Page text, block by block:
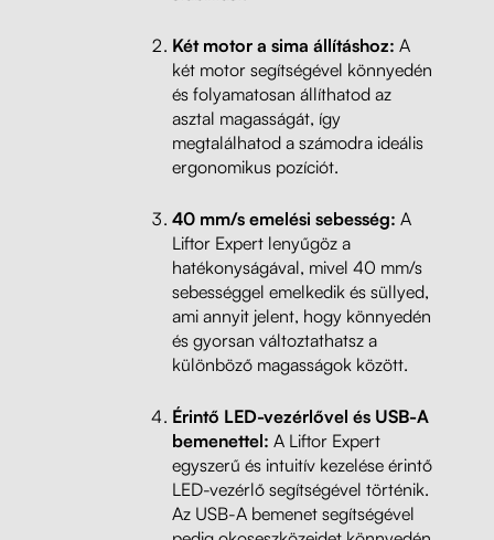
Két motor a sima állításhoz: A
két motor segítségével könnyedén
és folyamatosan állíthatod az
asztal magasságát, így
megtalálhatod a számodra ideális
ergonomikus pozíciót.
40 mm/s emelési sebesség: A
Liftor Expert lenyűgöz a
hatékonyságával, mivel 40 mm/s
sebességgel emelkedik és süllyed,
ami annyit jelent, hogy könnyedén
és gyorsan változtathatsz a
különböző magasságok között.
Érintő LED-vezérlővel és USB-A
bemenettel: A Liftor Expert
egyszerű és intuitív kezelése érintő
LED-vezérlő segítségével történik.
Az USB-A bemenet segítségével